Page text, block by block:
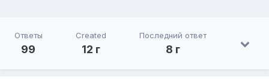
Ответы
99
Created
12 г
Последний ответ
8 г